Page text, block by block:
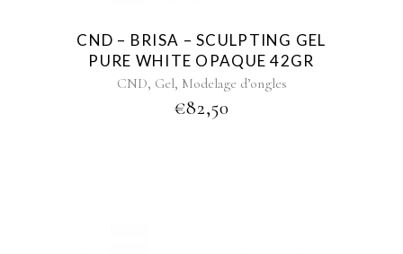
CND – BRISA – SCULPTING GEL
PURE WHITE OPAQUE 42GR
CND, Gel, Modelage d’ongles
€82,50